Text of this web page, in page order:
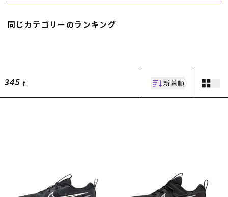
覧
同じカテゴリーのランキング
345 件 新着順